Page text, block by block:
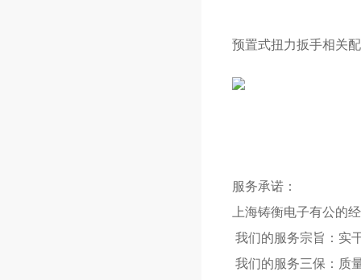
预置式扭力扳手相关
服务承诺：
上海铸衡电子有公的
我们的服务宗旨：实
我们的服务三保：质